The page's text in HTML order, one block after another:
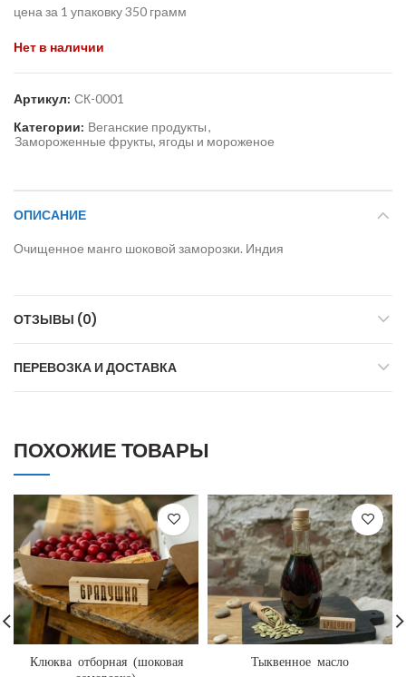
цена за 1 упаковку 350 грамм
Нет в наличии
Артикул: СК-0001
Категории: Веганские продукты,
Замороженные фрукты, ягоды и мороженое
ОПИСАНИЕ
Очищенное манго шоковой заморозки. Индия
ОТЗЫВЫ (0)
ПЕРЕВОЗКА И ДОСТАВКА
ПОХОЖИЕ ТОВАРЫ
Клюква отборная (шоковая
Тыквенное масло